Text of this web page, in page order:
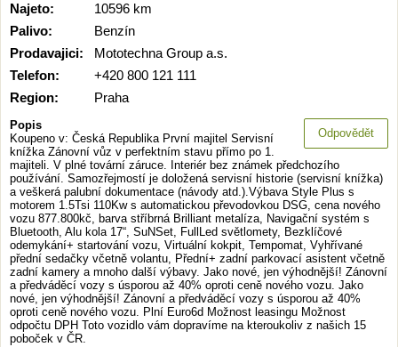
Najeto:
10596 km
Palivo:
Benzín
Prodavajici:
Mototechna Group a.s.
Telefon:
+420 800 121 111
Region:
Praha
Odpovědět
Popis
Koupeno v: Česká Republika První majitel Servisní
knížka Zánovní vůz v perfektním stavu přímo po 1.
majiteli. V plné tovární záruce. Interiér bez známek předchozího
používání. Samozřejmostí je doložená servisní historie (servisní knížka)
a veškerá palubní dokumentace (návody atd.).Výbava Style Plus s
motorem 1.5Tsi 110Kw s automatickou převodovkou DSG, cena nového
vozu 877.800kč, barva stříbrná Brilliant metalíza, Navigační systém s
Bluetooth, Alu kola 17“, SuNSet, FullLed světlomety, Bezklíčové
odemykání+ startování vozu, Virtuální kokpit, Tempomat, Vyhřívané
přední sedačky včetně volantu, Přední+ zadní parkovací asistent včetně
zadní kamery a mnoho další výbavy. Jako nové, jen výhodnější! Zánovní
a předváděcí vozy s úsporou až 40% oproti ceně nového vozu. Jako
nové, jen výhodnější! Zánovní a předváděcí vozy s úsporou až 40%
oproti ceně nového vozu. Plní Euro6d Možnost leasingu Možnost
odpočtu DPH Toto vozidlo vám dopravíme na kteroukoliv z našich 15
poboček v ČR.